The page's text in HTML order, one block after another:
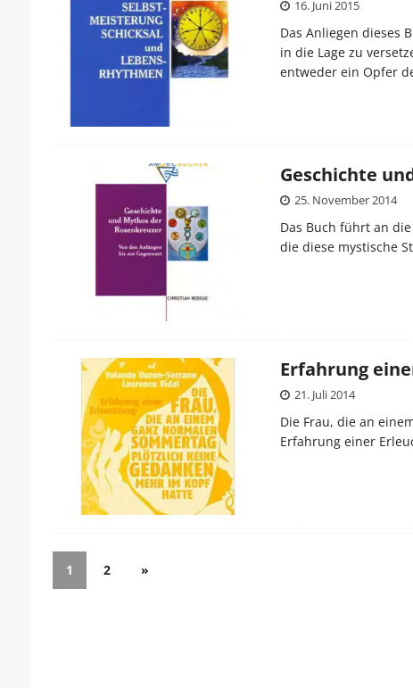
16. Juni 2015
Das Anliegen dieses
in die Lage zu
entweder ein Opfer
Geschichte
25. November 2014
Das Buch führt an
die diese mystische
Erfahrung
21. Juli 2014
Die Frau, die an
Erfahrung einer
1 2 »